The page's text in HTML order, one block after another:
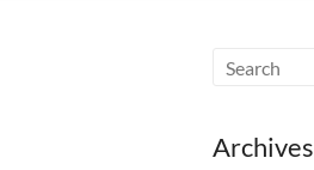
Archives